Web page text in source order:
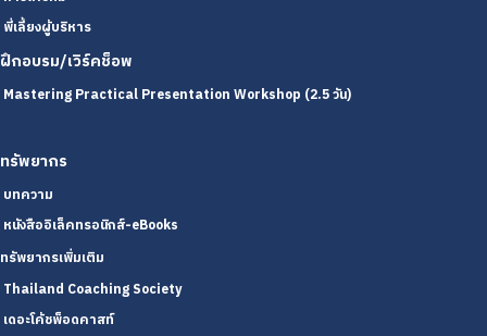
พี่เลี้ยงผู้บริหาร
ฝึกอบรม/เวิร์คช็อพ
Mastering Practical Presentation Workshop (2.5 วัน)
ทรัพยากร
บทความ
หนังสืออิเล็คทรอนิกส์-eBooks
ทรัพยากรเพิ่มเติม
Thailand Coaching Society
เดอะโค้ชพ็อดคาสท์